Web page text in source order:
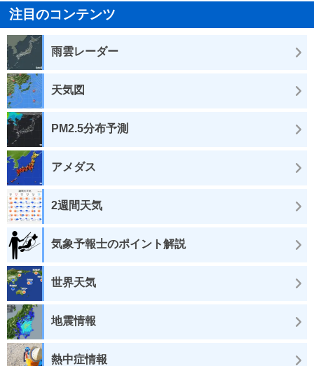
注目のコンテンツ
雨雲レーダー
天気図
PM2.5分布予測
アメダス
2週間天気
気象予報士のポイント解説
世界天気
地震情報
熱中症情報